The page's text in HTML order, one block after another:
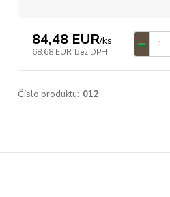
84,48 EUR/ks
68,68 EUR bez DPH
Číslo produktu: 012